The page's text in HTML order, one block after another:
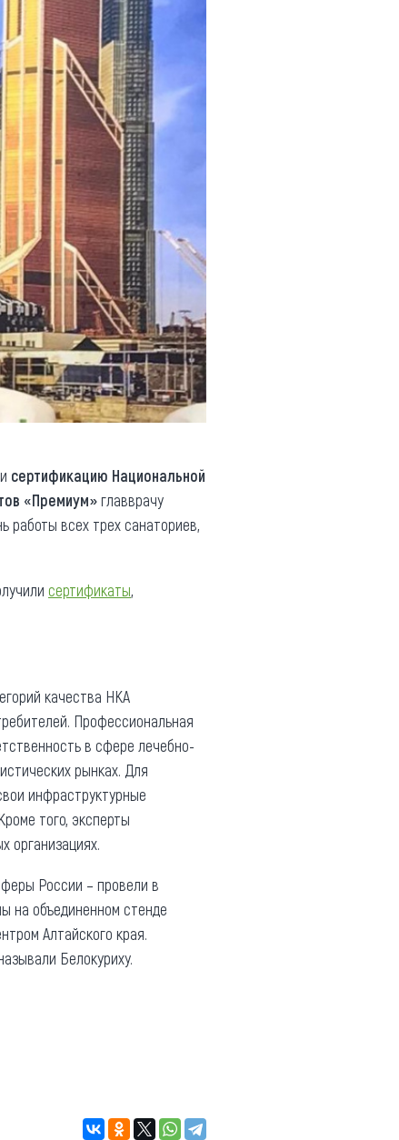
сертификацию Национальной
«Премиум»главврачу
работы всех трех санаториев,
сертификаты,
качества НКА
Профессиональная
в сфере лечебно-
рынках. Для
инфраструктурные
того, эксперты
организациях.
России – провели в
на объединенном стенде
Алтайского края.
Белокуриху.